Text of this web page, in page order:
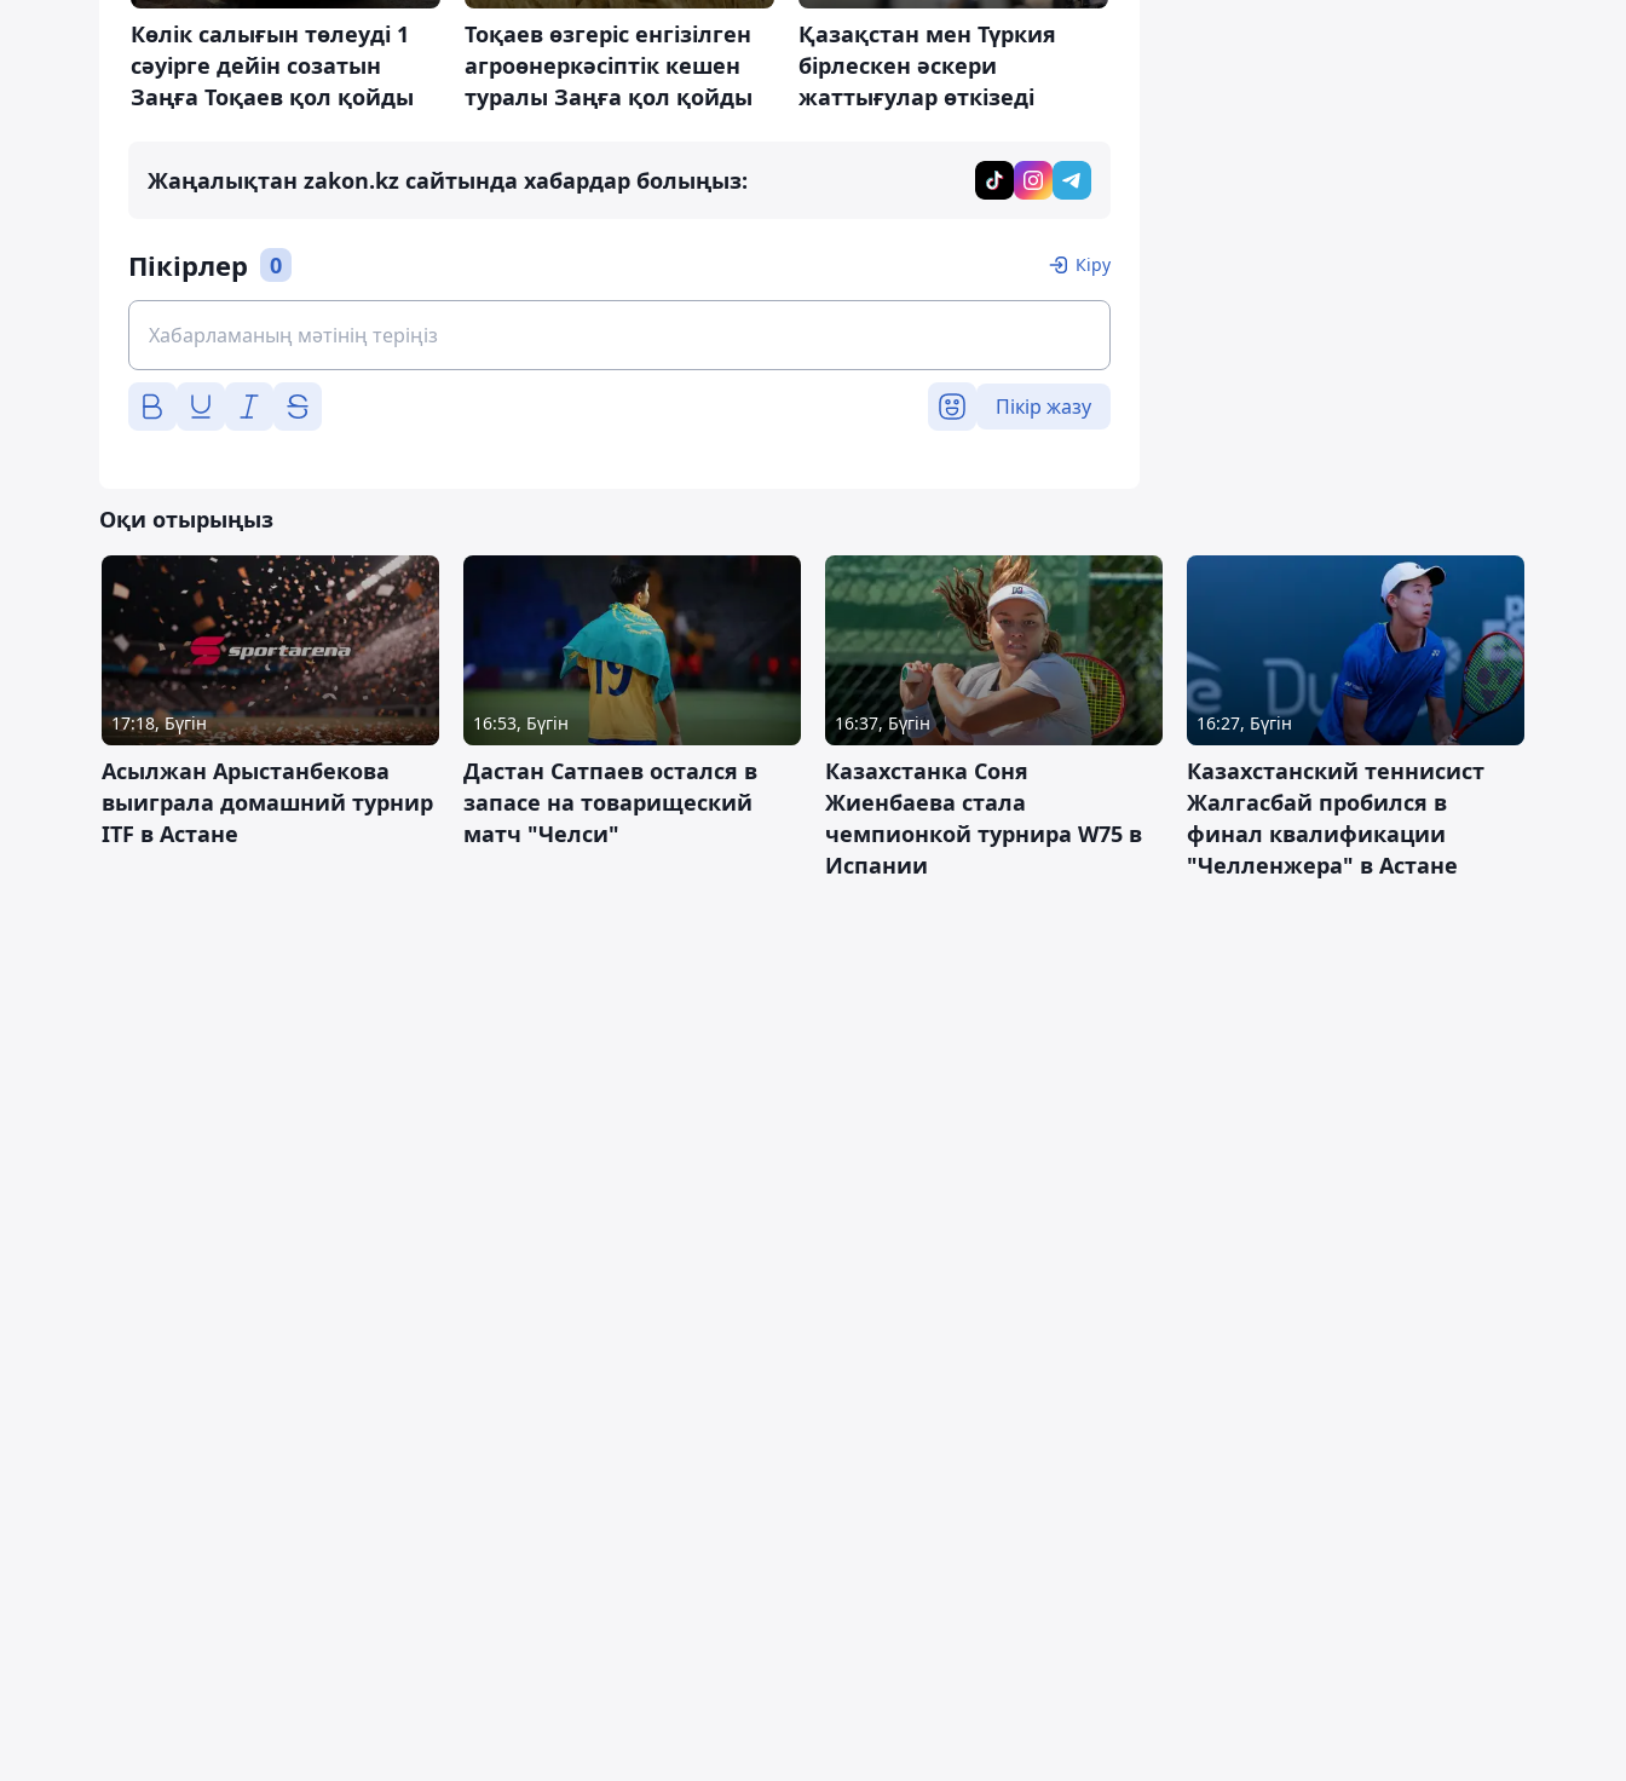
Көлік салығын төлеуді 1
сәуірге дейін созатын
Заңға Тоқаев қол қойды
Тоқаев өзгеріс енгізілген
агроөнеркәсіптік кешен
туралы Заңға қол қойды
Қазақстан мен Түркия
бірлескен әскери
жаттығулар өткізеді
Жаңалықтан zakon.kz сайтында хабардар болыңыз:
Пікірлер 0 Кіру
Пікір жазу
Оқи отырыңыз
17:18, Бүгін
Асылжан Арыстанбекова
выиграла домашний турнир
ITF в Астане
16:53, Бүгін
Дастан Сатпаев остался в
запасе на товарищеский
матч "Челси"
16:37, Бүгін
Казахстанка Соня
Жиенбаева стала
чемпионкой турнира W75 в
Испании
16:27, Бүгін
Казахстанский теннисист
Жалгасбай пробился в
финал квалификации
"Челленжера" в Астане